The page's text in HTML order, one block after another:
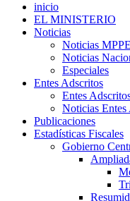
inicio
EL MINISTERIO
Noticias
Noticias
Noticias
Especiales
Entes Adscritos
Entes
Noticias Entes
Publicaciones
Estadísticas Fiscales
Gobierno